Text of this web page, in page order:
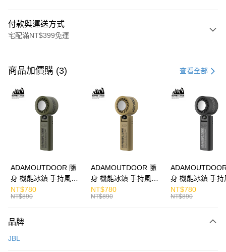
付款與運送方式
宅配滿NT$399免運
信用卡一次付款
LINE Pay
Apple Pay
運送方式
每筆NT$130，滿NT$399(含以上)免運費
商品加價購 (3) 查看全部
ADAMOUTDOOR 隨
身 機能冰鎮 手持風扇
掛繩
NT$780
NT$890
ADAMOUTDOOR 隨
身 機能冰鎮 手持風扇
掛繩
NT$780
NT$890
身 機能冰鎮 手持
掛繩
NT$780
NT$890
品牌
JBL